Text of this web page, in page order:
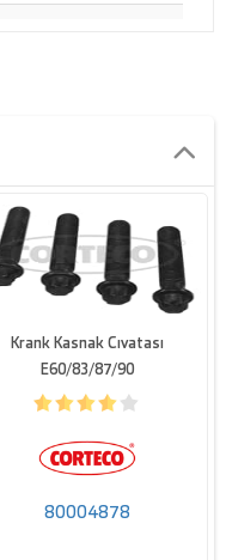
Krank Kasnak Cıvatası
E60/83/87/90
80004878